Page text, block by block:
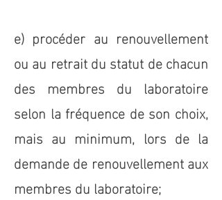
e) procéder au renouvellement
ou au retrait du statut de chacun
des membres du laboratoire
selon la fréquence de son choix,
mais au minimum, lors de la
demande de renouvellement aux
membres du laboratoire;